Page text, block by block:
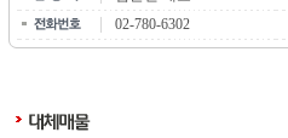
02-780-6302